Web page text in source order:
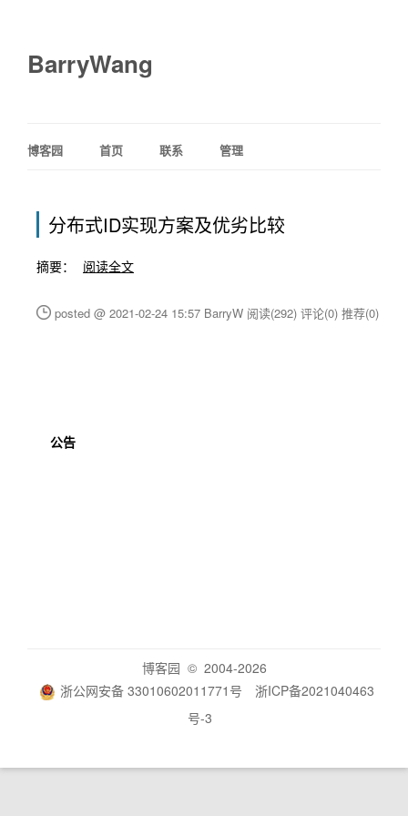
BarryWang
博客园 首页 联系 管理
分布式ID实现方案及优劣比较
摘要： 阅读全文
posted @ 2021-02-24 15:57 BarryW 阅读(292) 评论(0) 推荐(0)
公告
博客园 © 2004-2026
浙公网安备 33010602011771号
浙ICP备2021040463
号-3